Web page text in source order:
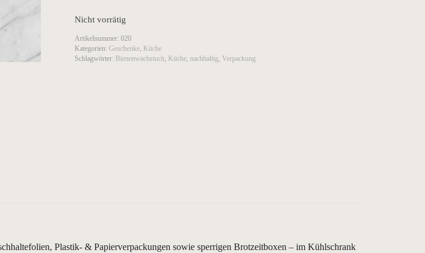
Nicht vorrätig
Artikelnummer: 020
Kategorien: Geschenke, Küche
Schlagwörter: Bienenwachstuch, Küche, nachhaltig, Verpackung
Plastik- & Papierverpackungen sowie sperrigen Brotzeitboxen – im Kühlschrank